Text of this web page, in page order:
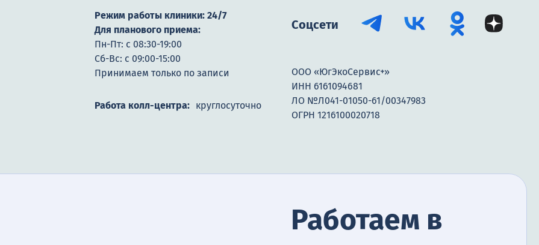
Режим работы клиники: 24/7
Для планового приема:
Пн-Пт: с 08:30-19:00
Сб-Вс: с 09:00-15:00
Принимаем только по записи
Работа колл-центра: круглосуточно
Соцсети
ООО «ЮгЭкоСервис+»
ИНН 6161094681
ЛО №Л041-01050-61/00347983
ОГРН 1216100020718
Работаем в